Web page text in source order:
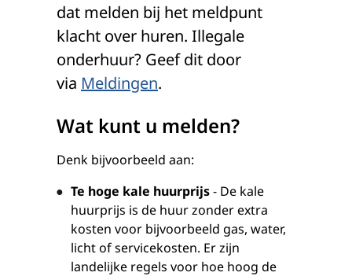
dat melden bij het meldpunt
klacht over huren. Illegale
onderhuur? Geef dit door
via Meldingen.
Wat kunt u melden?
Denk bijvoorbeeld aan:
Te hoge kale huurprijs- De kale
huurprijs is de huur zonder extra
kosten voor bijvoorbeeld gas, water,
licht of servicekosten. Er zijn
landelijke regels voor hoe hoog de